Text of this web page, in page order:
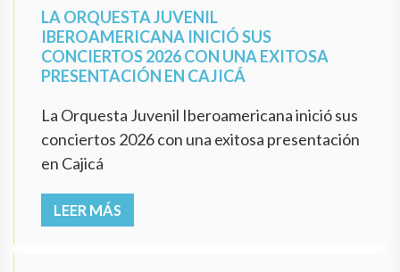
LA ORQUESTA JUVENIL
IBEROAMERICANA INICIÓ SUS
CONCIERTOS 2026 CON UNA EXITOSA
PRESENTACIÓN EN CAJICÁ
La Orquesta Juvenil Iberoamericana inició sus
conciertos 2026 con una exitosa presentación
en Cajicá
LEER MÁS